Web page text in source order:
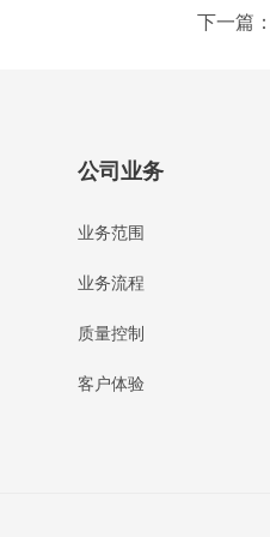
下一篇
公司业务
业务范围
业务流程
质量控制
客户体验